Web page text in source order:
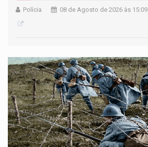
Polícia 08 de Agosto de 2026 às 15:09